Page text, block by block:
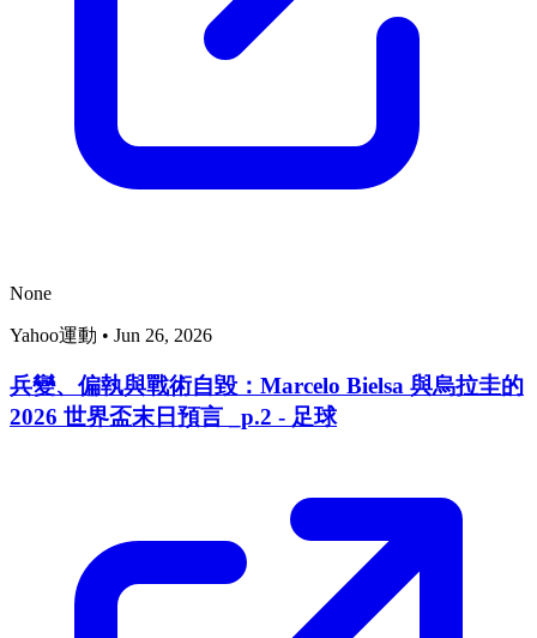
None
Yahoo運動 • Jun 26, 2026
兵變、偏執與戰術自毀：Marcelo Bielsa 與烏拉圭的
2026 世界盃末日預言 _p.2 - 足球